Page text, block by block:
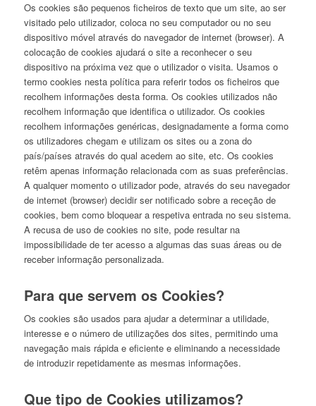
Os cookies são pequenos ficheiros de texto que um site, ao ser
visitado pelo utilizador, coloca no seu computador ou no seu
dispositivo móvel através do navegador de internet (browser). A
colocação de cookies ajudará o site a reconhecer o seu
dispositivo na próxima vez que o utilizador o visita. Usamos o
termo cookies nesta política para referir todos os ficheiros que
recolhem informações desta forma. Os cookies utilizados não
recolhem informação que identifica o utilizador. Os cookies
recolhem informações genéricas, designadamente a forma como
os utilizadores chegam e utilizam os sites ou a zona do
país/países através do qual acedem ao site, etc. Os cookies
retêm apenas informação relacionada com as suas preferências.
A qualquer momento o utilizador pode, através do seu navegador
de internet (browser) decidir ser notificado sobre a receção de
cookies, bem como bloquear a respetiva entrada no seu sistema.
A recusa de uso de cookies no site, pode resultar na
impossibilidade de ter acesso a algumas das suas áreas ou de
receber informação personalizada.
Para que servem os Cookies?
Os cookies são usados para ajudar a determinar a utilidade,
interesse e o número de utilizações dos sites, permitindo uma
navegação mais rápida e eficiente e eliminando a necessidade
de introduzir repetidamente as mesmas informações.
Que tipo de Cookies utilizamos?